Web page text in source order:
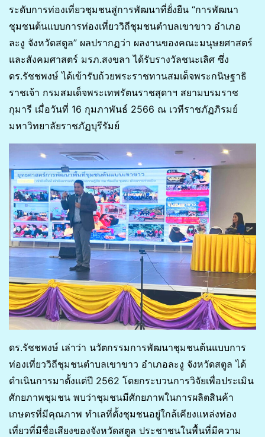
ระดับการท่องเที่ยวชุมชนสู่การพัฒนาที่ยั่งยืน “การพัฒนา
ชุมชนต้นแบบการท่องเที่ยววิถีชุมชนตำบลเขาขาว อำเภอ
ละงู จังหวัดสตูล” ผลปรากฏว่า ผลงานของคณะมนุษยศาสตร์
และสังคมศาสตร์ มรภ.สงขลา ได้รับรางวัลชนะเลิศ ซึ่ง
ดร.รัชชพงษ์ ได้เข้ารับถ้วยพระราชทานสมเด็จพระกนิษฐาธิ
ราชเจ้า กรมสมเด็จพระเทพรัตนราชสุดาฯ สยามบรมราช
กุมารี เมื่อวันที่ 16 กุมภาพันธ์ 2566 ณ เวทีราชภัฏภิรมย์
มหาวิทยาลัยราชภัฏบุรีรัมย์
ดร.รัชชพงษ์ เล่าว่า นวัตกรรมการพัฒนาชุมชนต้นแบบการ
ท่องเที่ยววิถีชุมชนตำบลเขาขาว อำเภอละงู จังหวัดสตูล ได้
ดำเนินการมาตั้งแต่ปี 2562 โดยกระบวนการวิจัยเพื่อประเมิน
ศักยภาพชุมชน พบว่าชุมชนมีศักยภาพในการผลิตสินค้า
เกษตรที่มีคุณภาพ ทำเลที่ตั้งชุมชนอยู่ใกล้เคียงแหล่งท่อง
เที่ยวที่มีชื่อเสียงของจังหวัดสตูล ประชาชนในพื้นที่มีความ